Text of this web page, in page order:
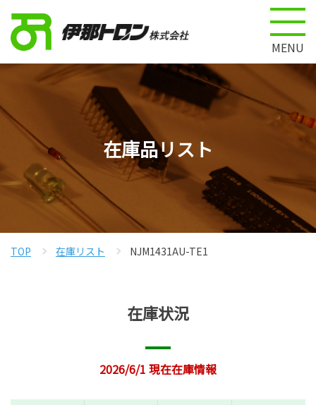
MENU
在庫品リスト
TOP 在庫リスト NJM1431AU-TE1
在庫状況
2026/6/1 現在在庫情報